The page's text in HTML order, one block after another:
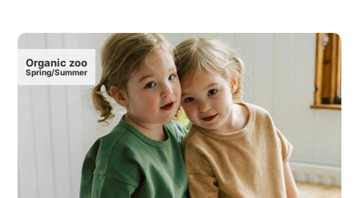
Organic zoo
Spring/Summer